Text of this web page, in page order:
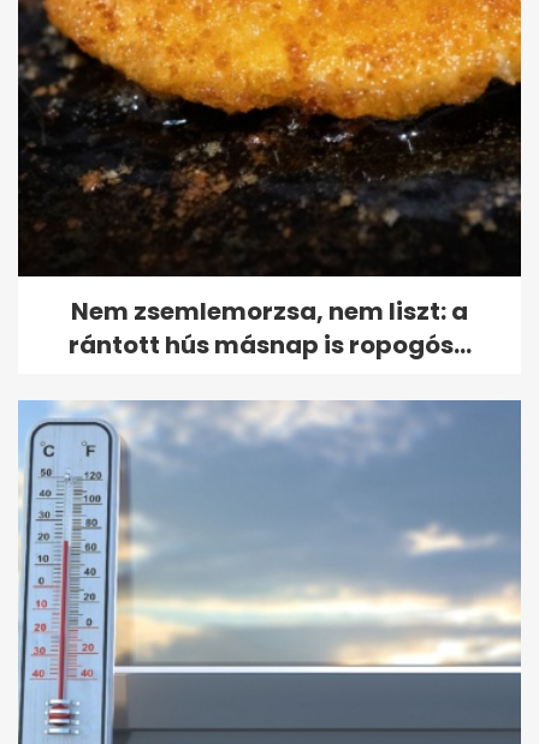
Nem zsemlemorzsa, nem liszt: a
rántott hús másnap is ropogós...